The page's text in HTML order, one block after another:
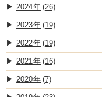
2024 (26)
2023 (19)
2022 (19)
2021 (16)
2020 (7)